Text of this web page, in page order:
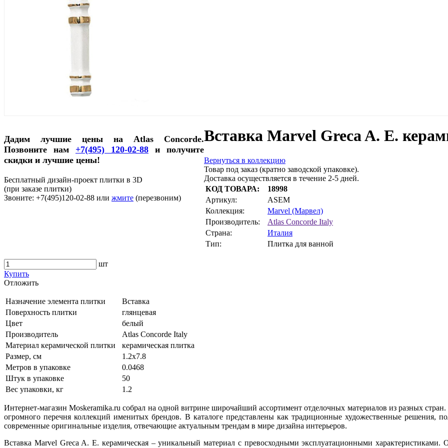
Дадим лучшие цены на Atlas Concorde.
Позвоните нам +7(495) 120-02-88 и получите
скидки и лучшие цены!
Бесплатный дизайн-проект плитки в 3D
(при заказе плитки)
Звоните: +7(495)120-02-88 или жмите (перезвоним)
Вставка Marvel Greca A. E.
Вернуться в коллекцию
Товар под заказ (кратно заводской упаковке).
Доставка осуществляется в течение 2-5 дней.
КОД ТОВАРА:
18998
Артикул:
ASEM
Коллекция:
Marvel (Марвел)
Производитель:
Atlas Concorde Italy
Страна:
Италия
Тип:
Плитка для ванной
шт
Купить
Oтложить
Назначение элемента плитки
Вставка
Поверхность плитки
глянцевая
Цвет
белый
Производитель
Atlas Concorde Italy
Материал керамической плитки
керамическая плитка
Размер, см
1.2x7.8
Метров в упаковке
0.0468
Штук в упаковке
50
Вес упаковки, кг
1.2
Интернет-магазин Moskeramika.ru собрал на одной витрине широчайший ассортимент отделочных материалов из разных
огромного перечня коллекций именитых брендов. В каталоге представлены как традиционные художественные решения,
современные оригинальные изделия, отвечающие актуальным трендам в мире дизайна интерьеров.
Вставка Marvel Greca A. E. керамическая – уникальный материал с превосходными эксплуатационными